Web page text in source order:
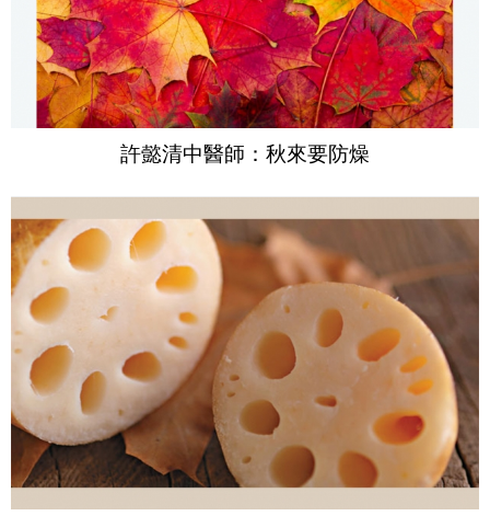
許懿清中醫師：秋來要防燥